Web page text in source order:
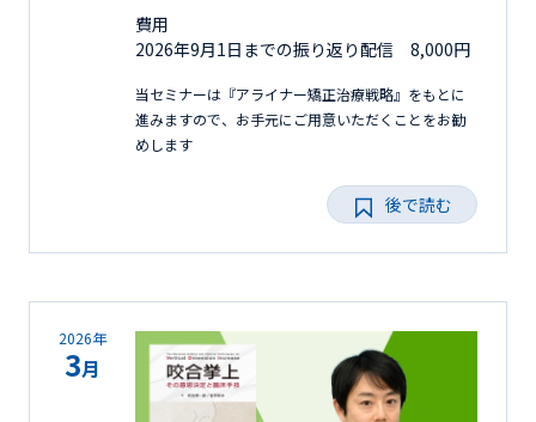
費用
2026年9月1日までの振り返り配信 8,000円
当セミナーは『アライナー矯正治療戦略』をもとに
進みますので、お手元にご用意いただくことをお勧
めします
後で読む
2026年
3月